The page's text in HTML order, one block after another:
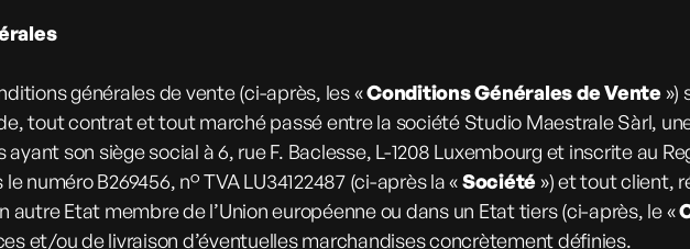
générales de vente (ci-après, les «Conditions Générales de Vente»)
tout contrat et tout marché passé entre la société Studio Maestrale Sàrl,
son siège social à 6, rue F. Baclesse, L-1208 Luxembourg et inscrite au
numéro B269456, n° TVA LU34122487 (ci-après la «Société») et tout client,
autre Etat membre de l’Union européenne ou dans un Etat tiers (ci-après, le «
et/ou de livraison d’éventuelles marchandises concrètement définies.